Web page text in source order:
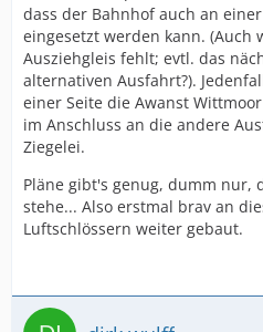
dass der Bahnhof auch an
eingesetzt werden kann. (Auch
Ausziehgleis fehlt; evtl. das
alternativen Ausfahrt?).
einer Seite die Awanst
im Anschluss an die andere
Ziegelei.
Pläne gibt's genug, dumm nur,
stehe... Also erstmal brav an
Luftschlössern weiter gebaut.